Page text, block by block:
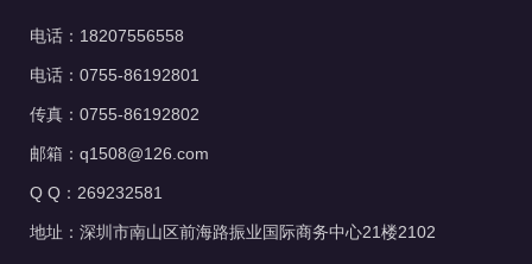
电话：18207556558
电话：0755-86192801
传真：0755-86192802
邮箱：q1508@126.com
Q Q：269232581
地址：深圳市南山区前海路振业国际商务中心21楼2102